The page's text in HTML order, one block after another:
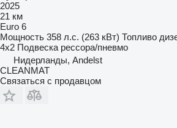
2025
21 км
Euro 6
Мощность 358 л.с. (263 кВт) Топливо
4x2 Подвеска рессора/пневмо
Нидерланды, Andelst
CLEANMAT
Связаться с продавцом